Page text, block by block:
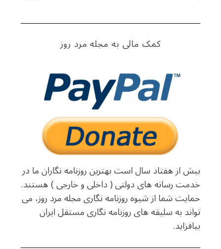
کمک مالی به مجله مرد روز
بیش از هفتاد سال است بهترین روزنامه نگاران ما در
خدمت رسانه های دولتی ( داخلی و خارجی ) هستند.
حمایت شما از شیوه روزنامه نگاری مجله مرد روز، می
تواند به سلیقه های روزنامه نگاری مستقل ایران
بیافزاید.